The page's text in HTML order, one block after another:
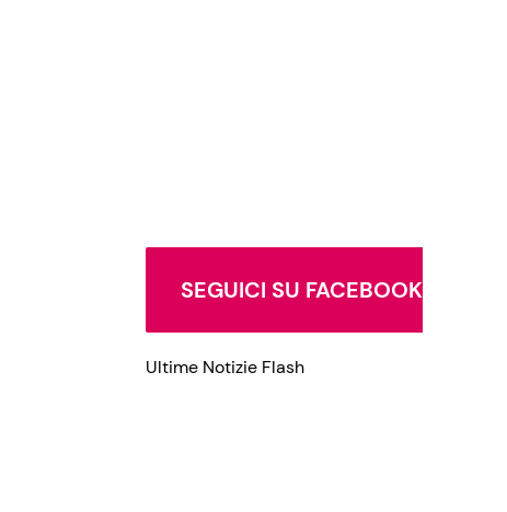
SEGUICI SU FACEBOOK
Ultime Notizie Flash